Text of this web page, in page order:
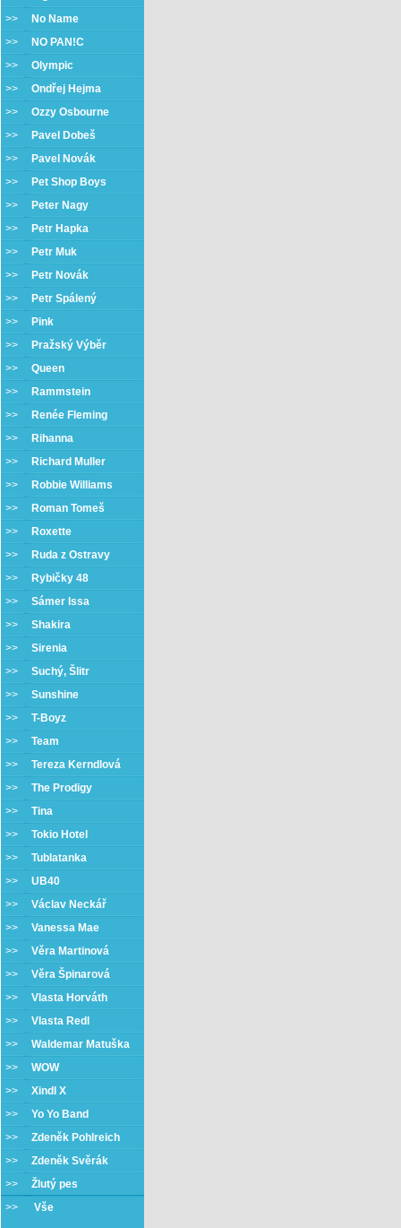
>>
No Name
>>
NO PAN!C
>> Olympic
>> Ondřej Hejma
>> Ozzy Osbourne
>>
Pavel Dobeš
>>
Pavel Novák
>>
Pet Shop Boys
>>
Peter Nagy
>>
Petr Hapka
>>
Petr Muk
>>
Petr Novák
>>
Petr Spálený
>>
Pink
>>
Pražský Výběr
>> Queen
>>
Rammstein
>>
Renée Fleming
>>
Rihanna
>>
Richard Muller
>>
Robbie Williams
>>
Roman Tomeš
>>
Roxette
>>
Ruda z Ostravy
>>
Rybičky 48
>> Sámer Issa
>> Shakira
>> Sirenia
>> Suchý, Šlitr
>> Sunshine
>> T-Boyz
>> Team
>> Tereza Kerndlová
>> The Prodigy
>> Tina
>> Tokio Hotel
>> Tublatanka
>> UB40
>> Václav Neckář
>> Vanessa Mae
>> Věra Martinová
>> Věra Špinarová
>> Vlasta Horváth
>> Vlasta Redl
>> Waldemar Matuška
>> WOW
>> Xindl X
>> Yo Yo Band
>> Zdeněk Pohlreich
>> Zdeněk Svěrák
>> Žlutý pes
>>
Vše